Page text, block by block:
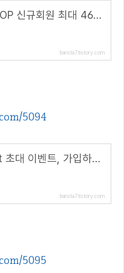
앱테크, GS SHOP 신규회원 최대 46000원 혜택(추천코드 : winhunt)
barista7.tistory.com
5094
앱테크, H.Point 초대 이벤트, 가입하고 포인트 받자( 추천 코드 : 10684644 )
barista7.tistory.com
5095